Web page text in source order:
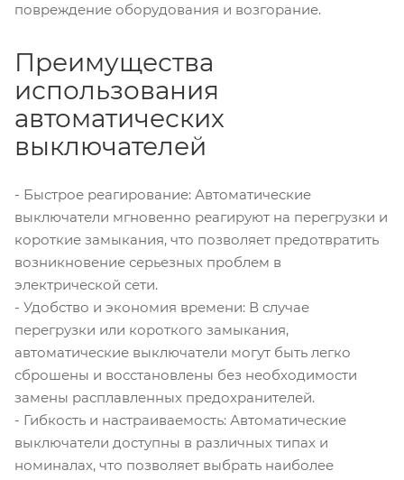
повреждение оборудования и возгорание.
Преимущества
использования
автоматических
выключателей
- Быстрое реагирование: Автоматические
выключатели мгновенно реагируют на перегрузки и
короткие замыкания, что позволяет предотвратить
возникновение серьезных проблем в
электрической сети.
- Удобство и экономия времени: В случае
перегрузки или короткого замыкания,
автоматические выключатели могут быть легко
сброшены и восстановлены без необходимости
замены расплавленных предохранителей.
- Гибкость и настраиваемость: Автоматические
выключатели доступны в различных типах и
номиналах, что позволяет выбрать наиболее